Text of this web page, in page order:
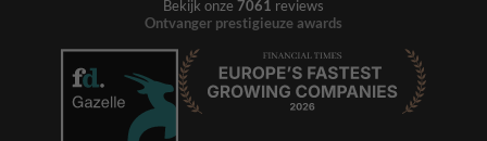
Bekijk onze 7061 reviews
Ontvanger prestigieuze awards